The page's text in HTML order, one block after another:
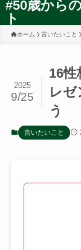
#50歳から
ト
ホーム 言いたいこと
16
レゼ
う
2025
9/25
言いたいこと